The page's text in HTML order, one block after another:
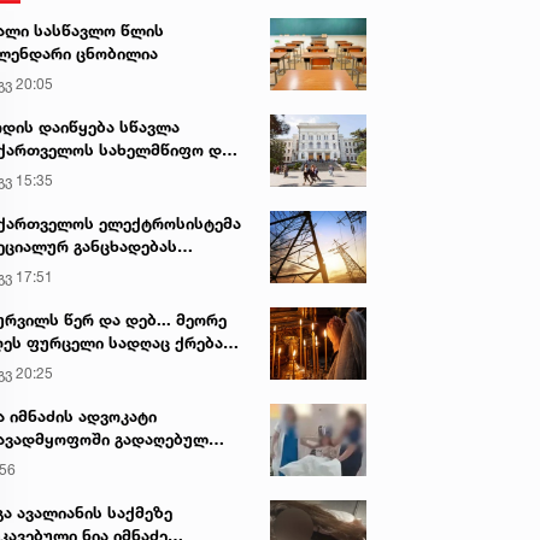
სასწავლო წლის
ცნობილია
20:05
დაიწყება სწავლა
სახელმწიფო და
უნივერსიტეტებში
15:35
ელექტროსისტემა
განცხადებას
17:51
წერ და დებ... მეორე
ფურცელი სადღაც ქრება
სურვილი სრულდება...“ -
ტაძარი შიდა
20:25
იმნაძის ადვოკატი
გადაღებულ
ავრცელებს
ავალიანის საქმეზე
ნია იმნაძე